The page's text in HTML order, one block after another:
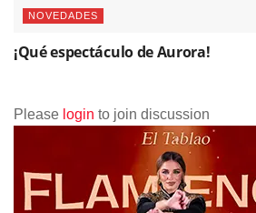
NOVEDADES
¡Qué espectáculo de Aurora!
Please login to join discussion